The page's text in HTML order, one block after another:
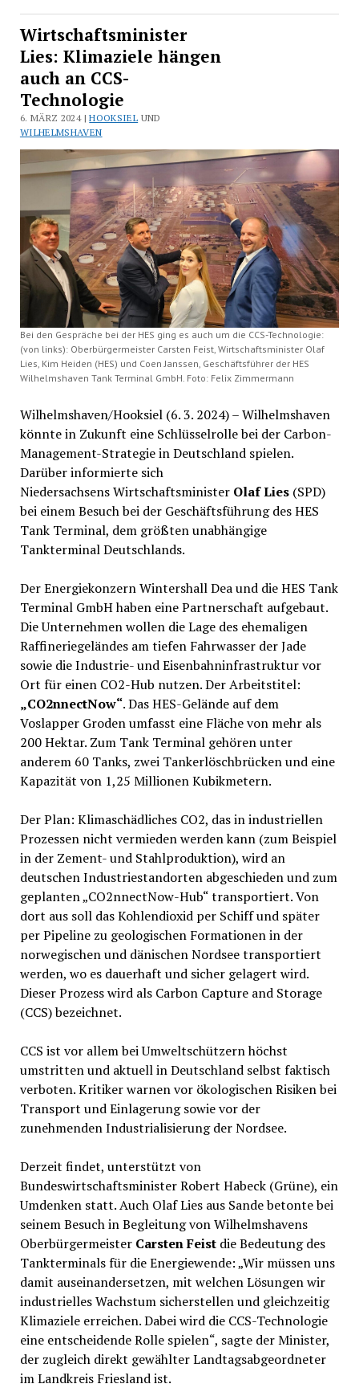
Wirtschaftsminister
Lies: Klimaziele hängen
auch an CCS-
Technologie
6. MÄRZ 2024 |HOOKSIEL UND
WILHELMSHAVEN
Bei den Gespräche bei der HES ging es auch um die CCS-Technologie:
(von links): Oberbürgermeister Carsten Feist, Wirtschaftsminister Olaf
Lies, Kim Heiden (HES) und Coen Janssen, Geschäftsführer der HES
Wilhelmshaven Tank Terminal GmbH. Foto: Felix Zimmermann
Wilhelmshaven/Hooksiel (6. 3. 2024) – Wilhelmshaven
könnte in Zukunft eine Schlüsselrolle bei der Carbon-
Management-Strategie in Deutschland spielen.
Darüber informierte sich
Niedersachsens Wirtschaftsminister Olaf Lies (SPD)
bei einem Besuch bei der Geschäftsführung des HES
Tank Terminal, dem größten unabhängige
Tankterminal Deutschlands.
Der Energiekonzern Wintershall Dea und die HES Tank
Terminal GmbH haben eine Partnerschaft aufgebaut.
Die Unternehmen wollen die Lage des ehemaligen
Raffineriegeländes am tiefen Fahrwasser der Jade
sowie die Industrie- und Eisenbahninfrastruktur vor
Ort für einen CO2-Hub nutzen. Der Arbeitstitel:
„CO2nnectNow“. Das HES-Gelände auf dem
Voslapper Groden umfasst eine Fläche von mehr als
200 Hektar. Zum Tank Terminal gehören unter
anderem 60 Tanks, zwei Tankerlöschbrücken und eine
Kapazität von 1,25 Millionen Kubikmetern.
Der Plan: Klimaschädliches CO2, das in industriellen
Prozessen nicht vermieden werden kann (zum Beispiel
in der Zement- und Stahlproduktion), wird an
deutschen Industriestandorten abgeschieden und zum
geplanten „CO2nnectNow-Hub“ transportiert. Von
dort aus soll das Kohlendioxid per Schiff und später
per Pipeline zu geologischen Formationen in der
norwegischen und dänischen Nordsee transportiert
werden, wo es dauerhaft und sicher gelagert wird.
Dieser Prozess wird als Carbon Capture and Storage
(CCS) bezeichnet.
CCS ist vor allem bei Umweltschützern höchst
umstritten und aktuell in Deutschland selbst faktisch
verboten. Kritiker warnen vor ökologischen Risiken bei
Transport und Einlagerung sowie vor der
zunehmenden Industrialisierung der Nordsee.
Derzeit findet, unterstützt von
Bundeswirtschaftsminister Robert Habeck (Grüne), ein
Umdenken statt. Auch Olaf Lies aus Sande betonte bei
seinem Besuch in Begleitung von Wilhelmshavens
Oberbürgermeister Carsten Feistdie Bedeutung des
Tankterminals für die Energiewende: „Wir müssen uns
damit auseinandersetzen, mit welchen Lösungen wir
industrielles Wachstum sicherstellen und gleichzeitig
Klimaziele erreichen. Dabei wird die CCS-Technologie
eine entscheidende Rolle spielen“, sagte der Minister,
der zugleich direkt gewählter Landtagsabgeordneter
im Landkreis Friesland ist.